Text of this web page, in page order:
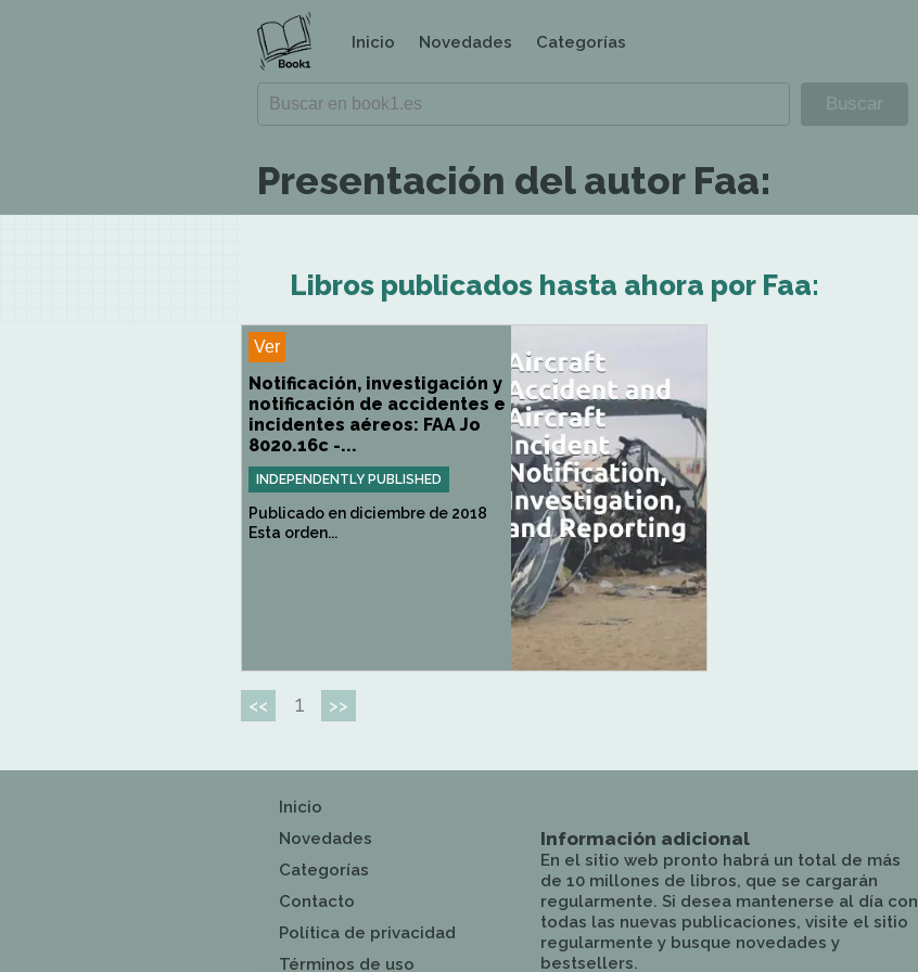
Inicio Novedades Categorías
Presentación del autor Faa:
Libros publicados hasta ahora por Faa:
Ver
Notificación, investigación y
notificación de accidentes e
incidentes aéreos: FAA Jo
8020.16c -...
INDEPENDENTLY PUBLISHED
Publicado en diciembre de 2018
Esta orden...
<< 1 >>
Inicio
Novedades
Categorías
Contacto
Política de privacidad
Términos de uso
Información adicional
En el sitio web pronto habrá un total de más
de 10 millones de libros, que se cargarán
regularmente. Si desea mantenerse al día con
todas las nuevas publicaciones, visite el sitio
regularmente y busque novedades y
bestsellers.